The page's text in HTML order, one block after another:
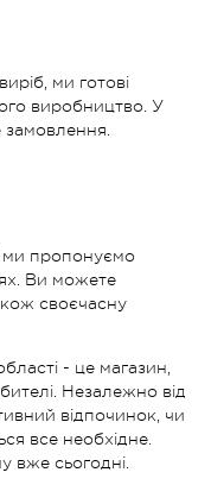
ми готові
виробництво. У
ми пропонуємо
Ви можете
своєчасну
- це магазин,
Незалежно від
відпочинок, чи
все необхідне.
вже сьогодні.